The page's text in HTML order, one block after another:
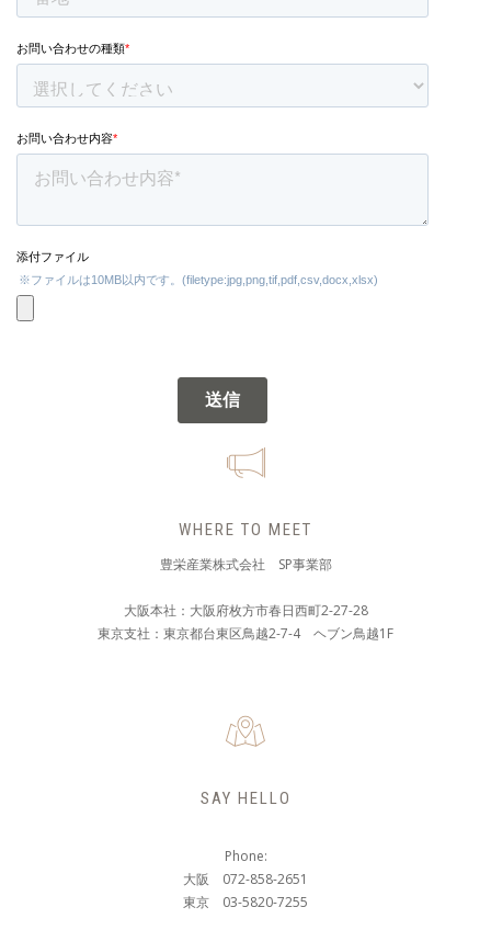
WHERE TO MEET
豊栄産業株式会社 SP事業部
大阪本社：大阪府枚方市春日西町2-27-28
東京支社：東京都台東区鳥越2-7-4 ヘブン鳥越1F
SAY HELLO
Phone:
大阪 072-858-2651
東京 03-5820-7255